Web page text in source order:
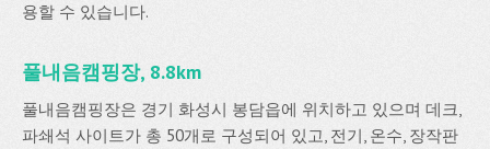
용할 수 있습니다.
풀내음캠핑장, 8.8km
풀내음캠핑장은 경기 화성시 봉담읍에 위치하고 있으며 데크,
파쇄석 사이트가 총 50개로 구성되어 있고, 전기, 온수, 장작판